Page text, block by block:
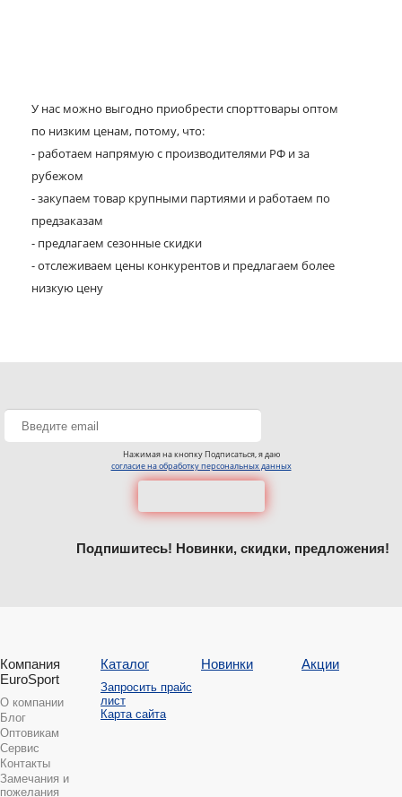
У нас можно выгодно приобрести спорттовары оптом
по низким ценам, потому, что:
- работаем напрямую с производителями РФ и за
рубежом
- закупаем товар крупными партиями и работаем по
предзаказам
- предлагаем сезонные скидки
- отслеживаем цены конкурентов и предлагаем более
низкую цену
Нажимая на кнопку Подписаться, я даю
согласие на обработку персональных данных
Подпишитесь! Новинки, скидки, предложения!
Компания
EuroSport
О компании
Блог
Оптовикам
Сервис
Контакты
Замечания и
пожелания
Каталог
Запросить прайс
лист
Карта сайта
Новинки Акции